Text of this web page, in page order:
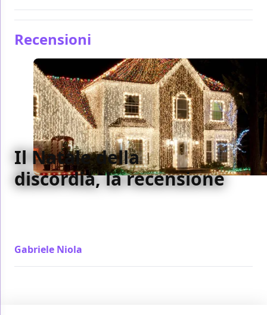
Recensioni
Il Natale della
discordia, la recensione
Gabriele Niola